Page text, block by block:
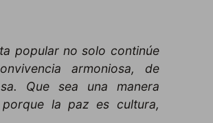
popular no solo continúe
armoniosa, de
Que sea una manera
la paz es cultura,